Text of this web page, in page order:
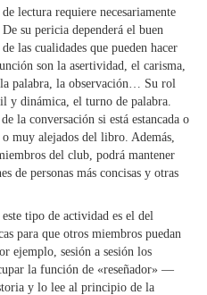
lectura requiere necesariamente
De su pericia dependerá el buen
las cualidades que pueden hacer
son la asertividad, el carisma,
palabra, la observación… Su rol
y dinámica, el turno de palabra.
la conversación si está estancada o
muy alejados del libro. Además,
del club, podrá mantener
de personas más concisas y otras
tipo de actividad es el del
para que otros miembros puedan
ejemplo, sesión a sesión los
la función de «reseñador» —
y lo lee al principio de la